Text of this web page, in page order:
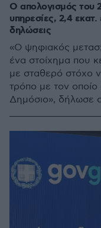
Ο απολογισμός του
υπηρεσίες, 2,4 εκατ.
δηλώσεις
«Ο ψηφιακός
ένα στοίχημα που
με σταθερό στόχο
τρόπο με τον οποίο
Δημόσιο», δήλωσε